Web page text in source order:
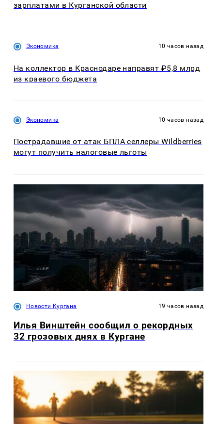
зарплатами в Курганской области
Экономика 10 часов назад
На коллектор в Краснодаре направят ₽5,8 млрд
из краевого бюджета
Экономика 10 часов назад
Пострадавшие от атак БПЛА селлеры Wildberries
могут получить налоговые льготы
Новости Кургана 19 часов назад
Илья Винштейн сообщил о рекордных
32 грозовых днях в Кургане